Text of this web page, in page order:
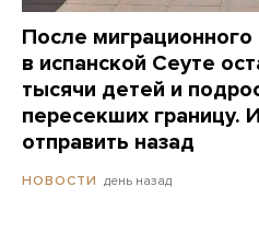
После миграционного
в испанской Сеуте
тысячи детей и
пересекших границу.
отправить назад
НОВОСТИ день назад